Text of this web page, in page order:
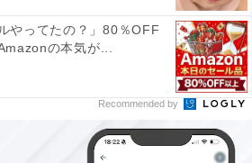
やってたの？」80％OFF
の本気が...
Recommended by